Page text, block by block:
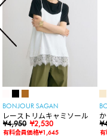
BONJOUR SAGAN
レーストリムキャミソール
¥4,950 ¥2,530
有料会員価格¥1,645
ェ